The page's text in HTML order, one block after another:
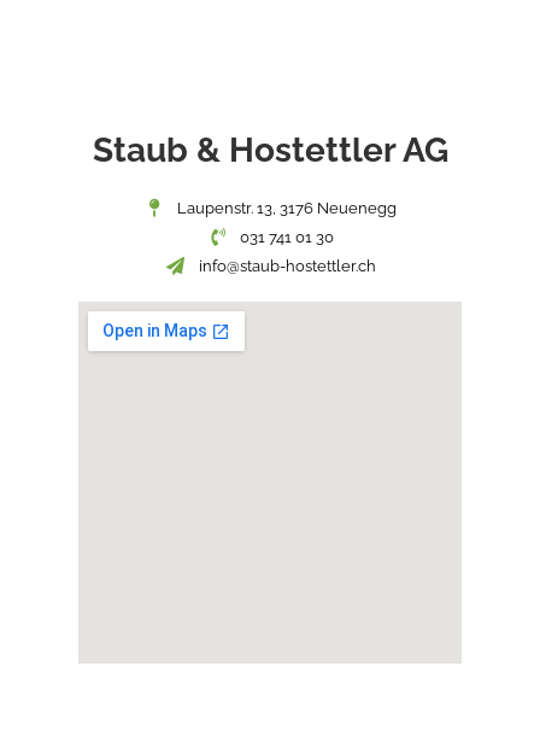
Staub & Hostettler AG
Laupenstr. 13, 3176 Neuenegg
031 741 01 30
info@staub-hostettler.ch